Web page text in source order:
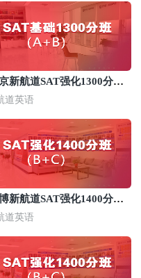
新航道SAT强化1300分培
道英语
新航道SAT强化1400分培
道英语